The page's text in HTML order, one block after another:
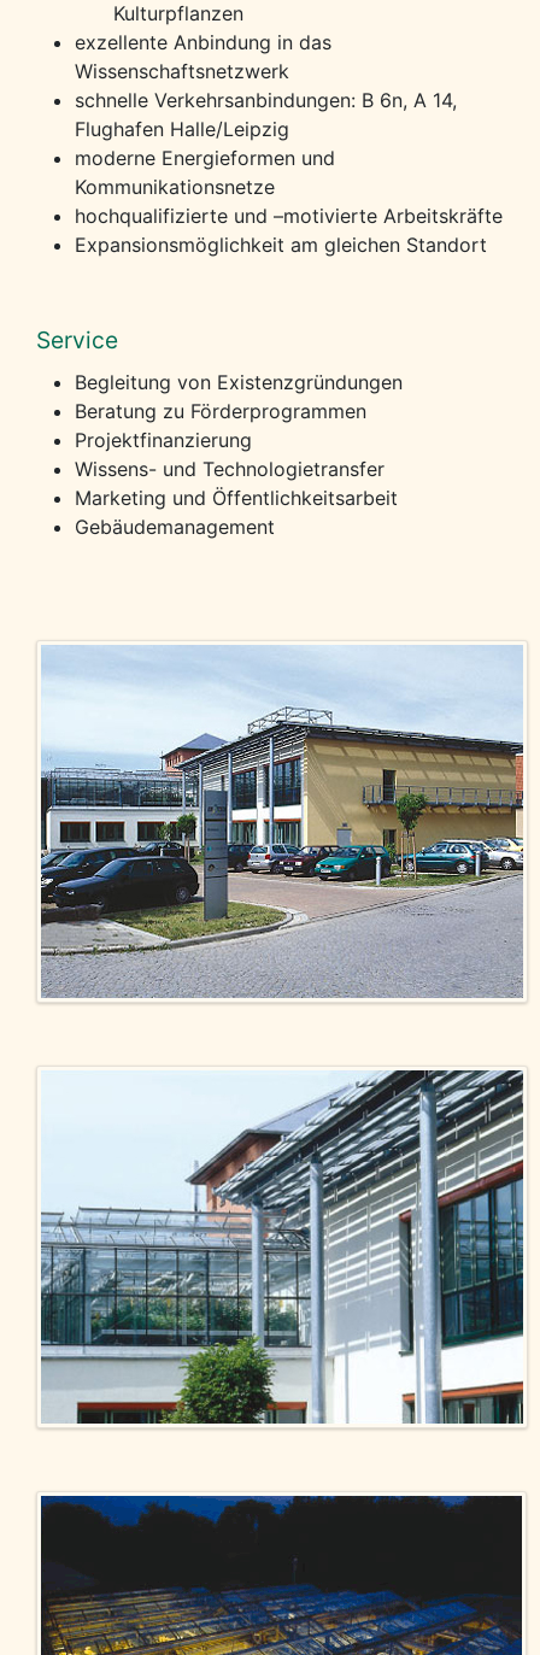
Kulturpflanzen
exzellente Anbindung in das
Wissenschaftsnetzwerk
schnelle Verkehrsanbindungen: B 6n, A 14,
Flughafen Halle/Leipzig
moderne Energieformen und
Kommunikationsnetze
hochqualifizierte und –motivierte Arbeitskräfte
Expansionsmöglichkeit am gleichen Standort
Service
Begleitung von Existenzgründungen
Beratung zu Förderprogrammen
Projektfinanzierung
Wissens- und Technologietransfer
Marketing und Öffentlichkeitsarbeit
Gebäudemanagement